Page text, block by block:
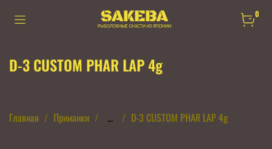
0
D-3 CUSTOM PHAR LAP 4g
Главная Приманки ... D-3 CUSTOM PHAR LAP 4g